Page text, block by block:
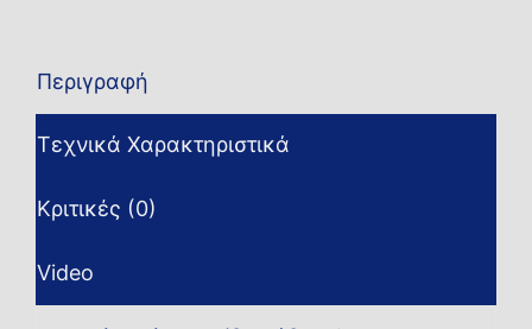
Περιγραφή
Τεχνικά Χαρακτηριστικά
Κριτικές (0)
Video